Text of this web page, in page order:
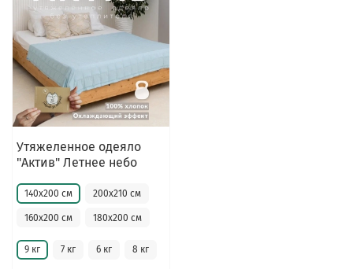
Утяжеленное одеяло
"Актив" Летнее небо
140х200 см 200х210 см
160х200 см 180х200 см
9 кг 7 кг 6 кг 8 кг